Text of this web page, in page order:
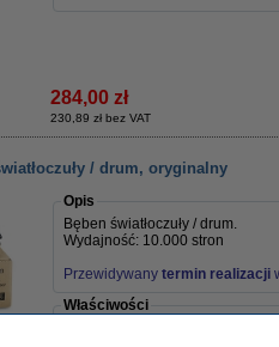
284,00 zł
230,89 zł bez VAT
/ drum, oryginalny
Opis
Bęben światłoczuły / drum.
Wydajność: 10.000 stron
Przewidywany termin realizacji
Właściwości